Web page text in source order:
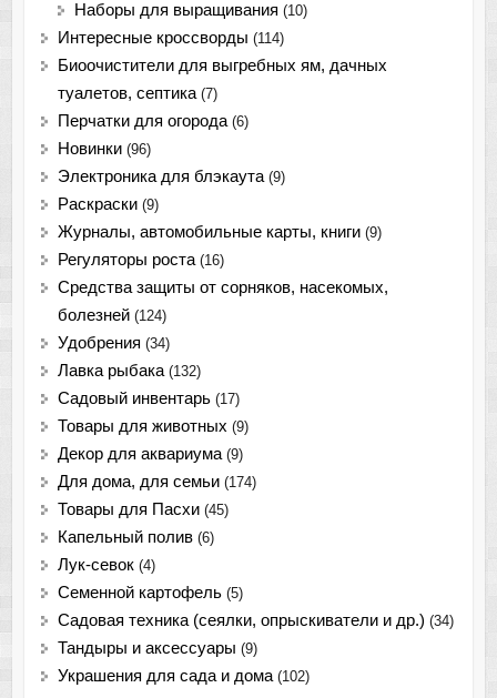
Наборы для выращивания (10)
Интересные кроссворды (114)
Биоочистители для выгребных ям, дачных
туалетов, септика (7)
Перчатки для огорода (6)
Новинки (96)
Электроника для блэкаута (9)
Раскраски (9)
Журналы, автомобильные карты, книги (9)
Регуляторы роста (16)
Средства защиты от сорняков, насекомых,
болезней (124)
Удобрения (34)
Лавка рыбака (132)
Садовый инвентарь (17)
Товары для животных (9)
Декор для аквариума (9)
Для дома, для семьи (174)
Товары для Пасхи (45)
Капельный полив (6)
Лук-севок (4)
Семенной картофель (5)
Садовая техника (сеялки, опрыскиватели и др.) (34)
Тандыры и аксессуары (9)
Украшения для сада и дома (102)